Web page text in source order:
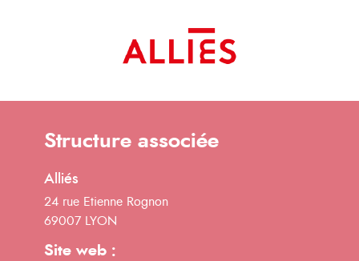
Structure associée
Alliés
24 rue Etienne Rognon
69007 LYON
Site web :